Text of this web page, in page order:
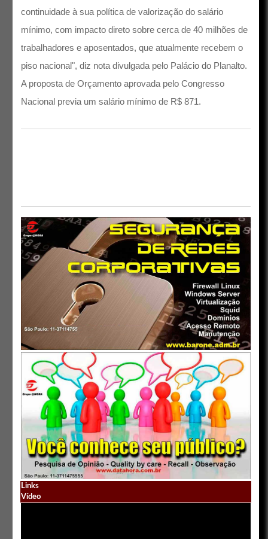
continuidade à sua política de valorização do salário
mínimo, com impacto direto sobre cerca de 40 milhões de
trabalhadores e aposentados, que atualmente recebem o
piso nacional", diz nota divulgada pelo Palácio do Planalto.
A proposta de Orçamento aprovada pelo Congresso
Nacional previa um salário mínimo de R$ 871.
Links
Vídeo